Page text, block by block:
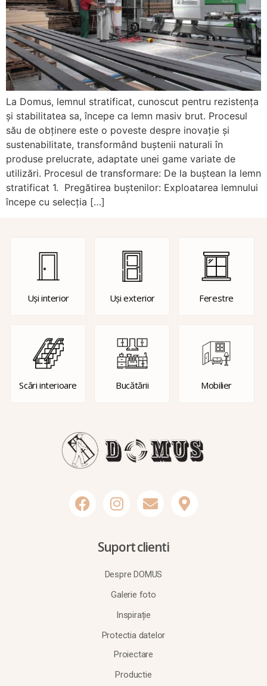
La Domus, lemnul stratificat, cunoscut pentru rezistența
și stabilitatea sa, începe ca lemn masiv brut. Procesul
său de obținere este o poveste despre inovație și
sustenabilitate, transformând buștenii naturali în
produse prelucrate, adaptate unei game variate de
utilizări. Procesul de transformare: De la buștean la lemn
stratificat 1. Pregătirea buștenilor: Exploatarea lemnului
începe cu selecția […]
Uși interior Uși exterior Ferestre
Scări interioare Bucătării Mobilier
Suport clienti
Despre DOMUS
Galerie foto
Inspirație
Protectia datelor
Proiectare
Productie